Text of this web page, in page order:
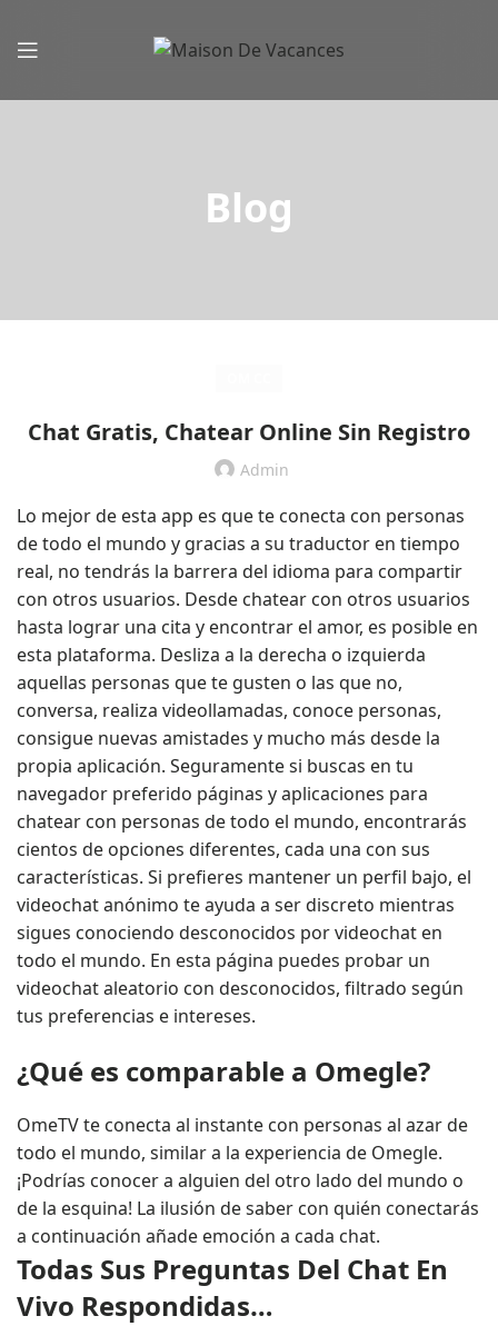
Blog
Chat Gratis, Chatear Online Sin Registro
Admin
Lo mejor de esta app es que te conecta con personas
de todo el mundo y gracias a su traductor en tiempo
real, no tendrás la barrera del idioma para compartir
con otros usuarios. Desde chatear con otros usuarios
hasta lograr una cita y encontrar el amor, es posible en
esta plataforma. Desliza a la derecha o izquierda
aquellas personas que te gusten o las que no,
conversa, realiza videollamadas, conoce personas,
consigue nuevas amistades y mucho más desde la
propia aplicación. Seguramente si buscas en tu
navegador preferido páginas y aplicaciones para
chatear con personas de todo el mundo, encontrarás
cientos de opciones diferentes, cada una con sus
características. Si prefieres mantener un perfil bajo, el
videochat anónimo te ayuda a ser discreto mientras
sigues conociendo desconocidos por videochat en
todo el mundo. En esta página puedes probar un
videochat aleatorio con desconocidos, filtrado según
tus preferencias e intereses.
¿Qué es comparable a Omegle?
OmeTV te conecta al instante con personas al azar de
todo el mundo, similar a la experiencia de Omegle.
¡Podrías conocer a alguien del otro lado del mundo o
de la esquina! La ilusión de saber con quién conectarás
a continuación añade emoción a cada chat.
Todas Sus Preguntas Del Chat En
Vivo Respondidas…